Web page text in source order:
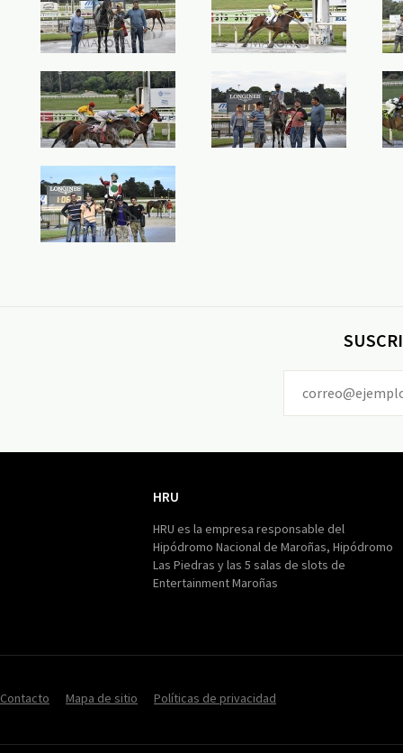
HRU
HRU es la empresa responsable del
Hipódromo Nacional de Maroñas, Hipódromo
Las Piedras y las 5 salas de slots de
Entertainment Maroñas
Contacto Mapa de sitio Políticas de privacidad